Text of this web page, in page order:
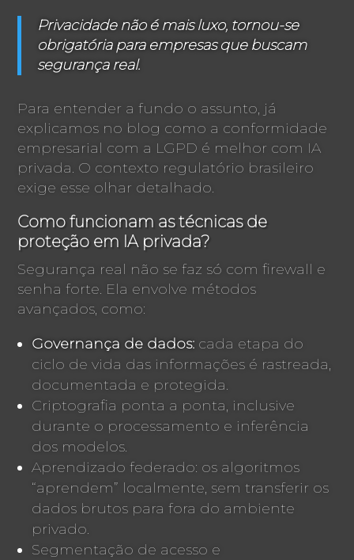
Privacidade não é mais luxo, tornou-se
obrigatória para empresas que buscam
segurança real.
Para entender a fundo o assunto, já
explicamos no blog como a conformidade
empresarial com a LGPD é melhor com IA
privada. O contexto regulatório brasileiro
exige esse olhar detalhado.
Como funcionam as técnicas de
proteção em IA privada?
Segurança real não se faz só com firewall e
senha forte. Ela envolve métodos
avançados, como:
Governança de dados: cada etapa do
ciclo de vida das informações é rastreada,
documentada e protegida.
Criptografia ponta a ponta, inclusive
durante o processamento e inferência
dos modelos.
Aprendizado federado: os algoritmos
“aprendem” localmente, sem transferir os
dados brutos para fora do ambiente
privado.
Segmentação de acesso e